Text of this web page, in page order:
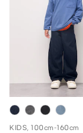
KIDS, 100cm-160cm